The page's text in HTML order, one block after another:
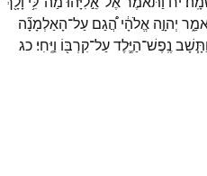
יְהוָ֣ה אֱלֹהָ֔י הֲ֠גַם עַל־הָאַלְמָנָ֞ה
וַתָּ֧שָׁב נֶֽפֶשׁ־הַיֶּ֛לֶדעַל־קִרְבּ֖וֹ וַיֶּֽחִי׃ כג